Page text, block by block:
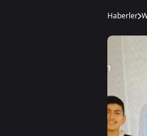
Haberler